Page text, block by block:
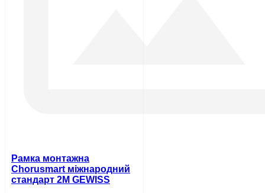
Рамка монтажна
Chorusmart міжнародний
стандарт 2M GEWISS